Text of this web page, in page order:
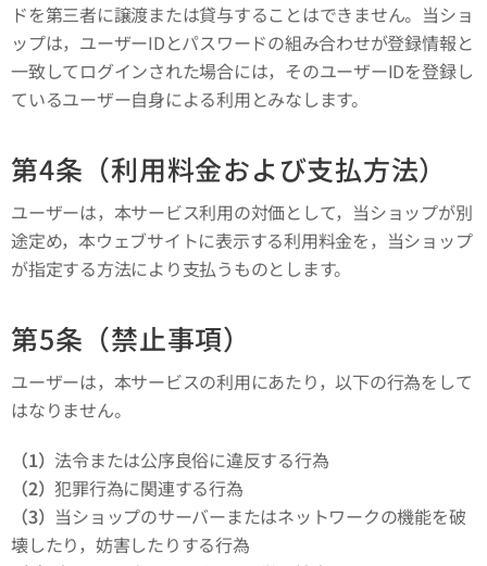
ドを第三者に譲渡または貸与することはできません。当ショ
ップは，ユーザーIDとパスワードの組み合わせが登録情報と
一致してログインされた場合には，そのユーザーIDを登録し
ているユーザー自身による利用とみなします。
第4条（利用料金および支払方法）
ユーザーは，本サービス利用の対価として，当ショップが別
途定め，本ウェブサイトに表示する利用料金を，当ショップ
が指定する方法により支払うものとします。
第5条（禁止事項）
ユーザーは，本サービスの利用にあたり，以下の行為をして
はなりません。
（1） 法令または公序良俗に違反する行為
（2）犯罪行為に関連する行為
（3） 当ショップのサーバーまたはネットワークの機能を破
壊したり，妨害したりする行為